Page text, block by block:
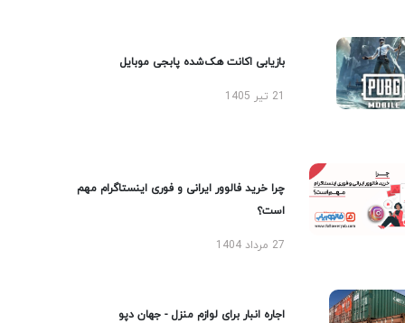
بازیابی اکانت هک‌شده پابجی موبایل
چرا خرید فالوور ایرانی و فوری اینستاگرام مهم
است؟
27 مرداد 1404
اجاره انبار برای لوازم منزل - جهان دپو